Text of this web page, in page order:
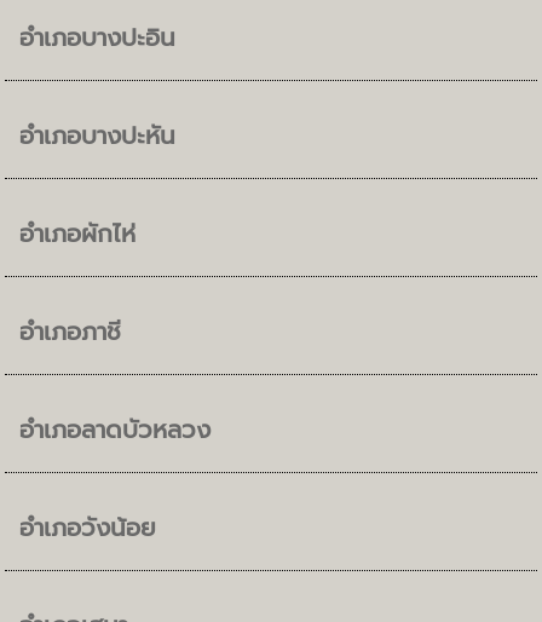
อำเภอบางปะอิน
อำเภอบางปะหัน
อำเภอผักไห่
อำเภอภาชี
อำเภอลาดบัวหลวง
อำเภอวังน้อย